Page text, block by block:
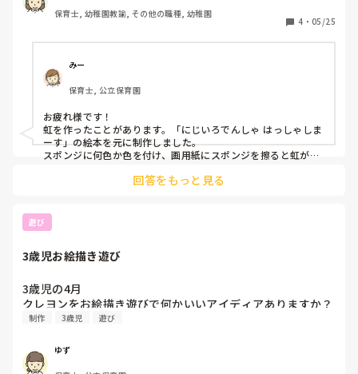
よろしくお願いします！
保育士, 幼稚園教諭, その他の職種, 幼稚園
4 ・ 05/25
みー
保育士, 公立保育園
お疲れ様です！
虹を作ったことがあります。「にじいろでんしゃ はっしゃしま
ーす」の絵本を元に制作しました。
スポンジに何色か色を付け、画用紙にスポンジを擦ると虹がで
虹の周りに電車を描いてもらったり、貼ったりすることで楽し
回答をもっと見る
遊び
3歳児お絵描き遊び
3歳児の4月
クレヨンをお絵描き遊びで何かいいアイディアありますか？
制作 3歳児 遊び
ゆず